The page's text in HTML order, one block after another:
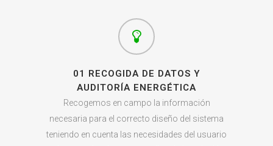
01 RECOGIDA DE DATOS Y
AUDITORÍA ENERGÉTICA
Recogemos en campo la información
necesaria para el correcto diseño del sistema
teniendo en cuenta las necesidades del usuario